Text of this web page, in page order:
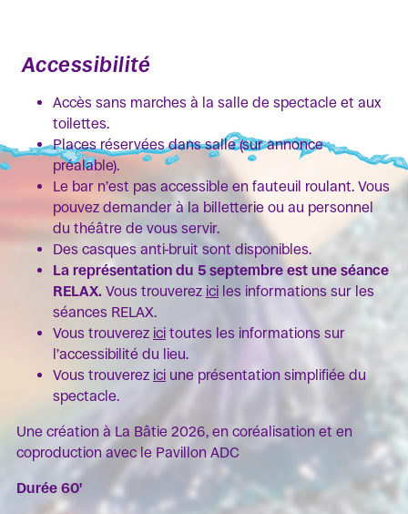
Accessibilité
Accès sans marches à la salle de spectacle et aux
toilettes.
Places réservées dans salle (sur annonce
préalable).
Le bar n’est pas accessible en fauteuil roulant. Vous
pouvez demander à la billetterie ou au personnel
du théâtre de vous servir.
Des casques anti-bruit sont disponibles.
La représentation du 5 septembre est une séance
RELAX. Vous trouverez ici les informations sur les
séances RELAX.
Vous trouverez ici toutes les informations sur
l’accessibilité du lieu.
Vous trouverez ici une présentation simplifiée du
spectacle.
Une création à La Bâtie 2026, en coréalisation et en
coproduction avec le Pavillon ADC
Durée 60'